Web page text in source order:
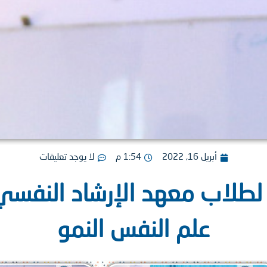
أبريل 16, 2022 1:54 م لا يوجد تعليقات
معهد الإرشاد النفسي
علم النفس النمو